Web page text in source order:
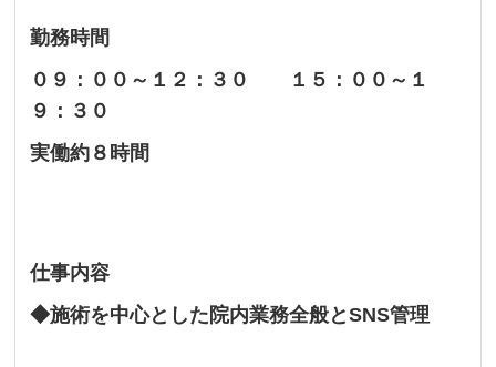
勤務時間
０９：００～１２：３０ １５：００～１
９：３０
実働約８時間
仕事内容
◆施術を中心とした院内業務全般とSNS管理